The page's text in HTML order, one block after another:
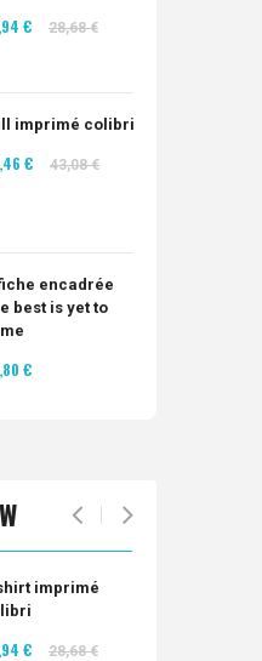
€ 28,68 €
imprimé colibri
€ 43,08 €
encadrée
best is yet to
€
imprimé
€ 28,68 €